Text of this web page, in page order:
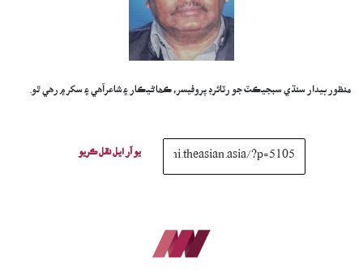
منظور بيدار سنڌي سبجيڪٽ جو رٽائرڊ پروفيسر، ڪھاڻيڪار ۽ شاعرآهي ۽ سکر ۾ رھي ٿو.
يو آر ايل نقل ڪريو